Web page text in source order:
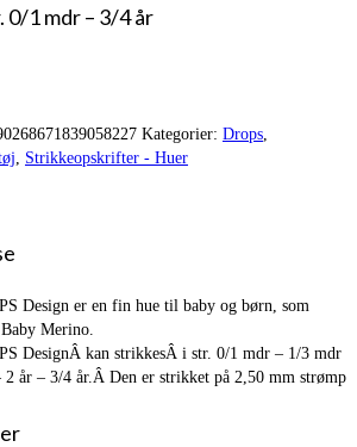
1 mdr – 3/4 år
Kategorier: Drops,
, Strikkeopskrifter - Huer
Design er en fin hue til baby og børn, som
Merino.
DesignÂ kan strikkesÂ i str. 0/1 mdr – 1/3 mdr
år – 3/4 år.Â Den er strikket på 2,50 mm strømp